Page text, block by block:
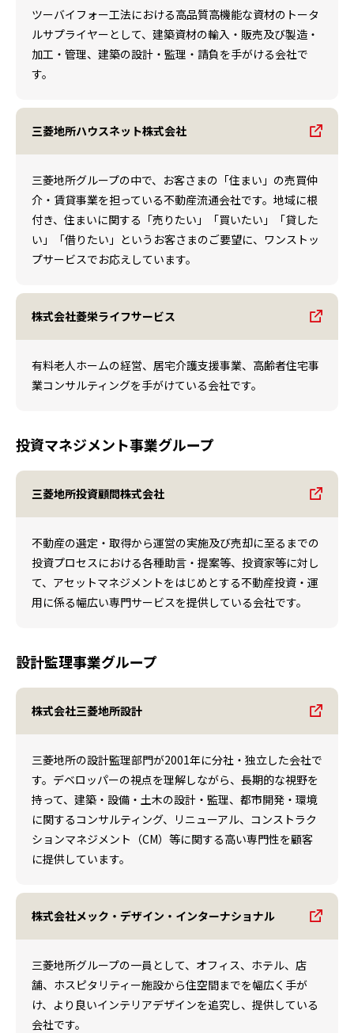
ツーバイフォー工法における高品質高機能な資材のトータ
ルサプライヤーとして、建築資材の輸入・販売及び製造・
加工・管理、建築の設計・監理・請負を手がける会社で
す。
三菱地所ハウスネット株式会社
三菱地所グループの中で、お客さまの「住まい」の売買仲
介・賃貸事業を担っている不動産流通会社です。地域に根
付き、住まいに関する「売りたい」「買いたい」「貸した
い」「借りたい」というお客さまのご要望に、ワンストッ
プサービスでお応えしています。
株式会社菱栄ライフサービス
有料老人ホームの経営、居宅介護支援事業、高齢者住宅事
業コンサルティングを手がけている会社です。
投資マネジメント事業グループ
三菱地所投資顧問株式会社
不動産の選定・取得から運営の実施及び売却に至るまでの
投資プロセスにおける各種助言・提案等、投資家等に対し
て、アセットマネジメントをはじめとする不動産投資・運
用に係る幅広い専門サービスを提供している会社です。
設計監理事業グループ
株式会社三菱地所設計
三菱地所の設計監理部門が2001年に分社・独立した会社で
す。デベロッパーの視点を理解しながら、長期的な視野を
持って、建築・設備・土木の設計・監理、都市開発・環境
に関するコンサルティング、リニューアル、コンストラク
ションマネジメント（CM）等に関する高い専門性を顧客
に提供しています。
株式会社メック・デザイン・インターナショナル
三菱地所グループの一員として、オフィス、ホテル、店
舗、ホスピタリティー施設から住空間までを幅広く手が
け、より良いインテリアデザインを追究し、提供している
会社です。